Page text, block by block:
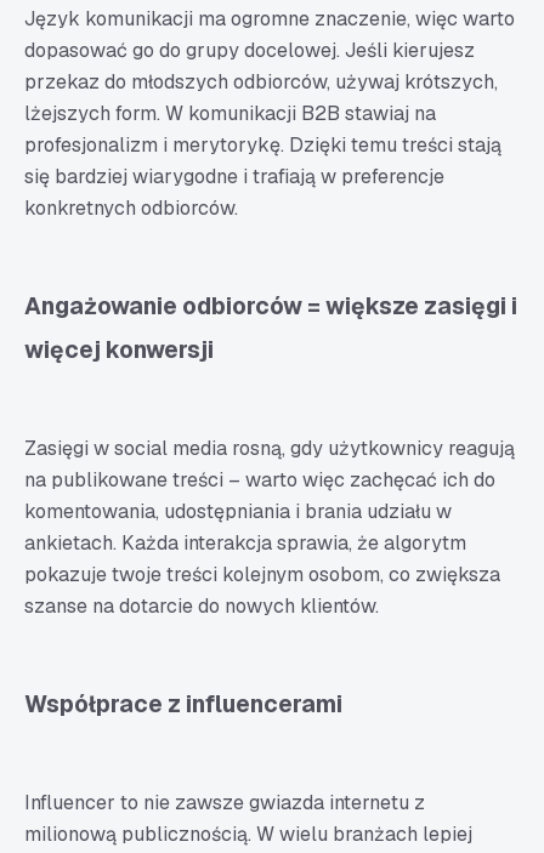
Język komunikacji ma ogromne znaczenie, więc warto
dopasować go do grupy docelowej. Jeśli kierujesz
przekaz do młodszych odbiorców, używaj krótszych,
lżejszych form. W komunikacji B2B stawiaj na
profesjonalizm i merytorykę. Dzięki temu treści stają
się bardziej wiarygodne i trafiają w preferencje
konkretnych odbiorców.
Angażowanie odbiorców = większe zasięgi i
więcej konwersji
Zasięgi w social media rosną, gdy użytkownicy reagują
na publikowane treści – warto więc zachęcać ich do
komentowania, udostępniania i brania udziału w
ankietach. Każda interakcja sprawia, że algorytm
pokazuje twoje treści kolejnym osobom, co zwiększa
szanse na dotarcie do nowych klientów.
Współprace z influencerami
Influencer to nie zawsze gwiazda internetu z
milionową publicznością. W wielu branżach lepiej